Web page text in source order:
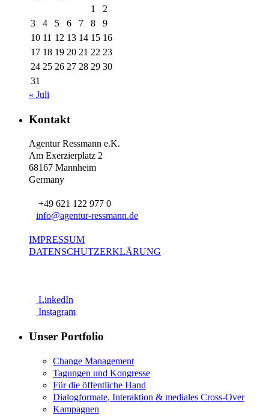
1
2
3
4 5 6 7 8
9
10 11 12 13 14 15 16
17 18 19 20 21 22 23
24 25 26 27 28 29 30
31
« Juli
Kontakt
Agentur Ressmann e.K.
Am Exerzierplatz 2
68167 Mannheim
Germany
+49 621 122 977 0
info@agentur-ressmann.de
IMPRESSUM
DATENSCHUTZERKLÄRUNG
LinkedIn
Instagram
Unser Portfolio
Change Management
Tagungen und Kongresse
Für die öffentliche Hand
Dialogformate, Interaktion & mediales Cross-Over
Kampagnen